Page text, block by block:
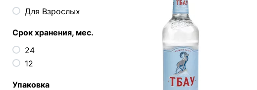
Для Взрослых
Срок хранения, мес.
24
12
Упаковка